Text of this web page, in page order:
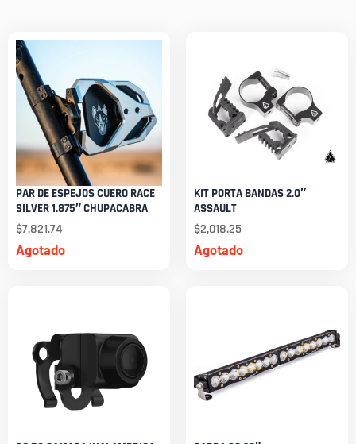
Agotado
PAR DE ESPEJOS CUERO RACE
SILVER 1.875″ CHUPACABRA
$7,821.74
Agotado
KIT PORTA BANDAS 2.0″
ASSAULT
$2,018.25